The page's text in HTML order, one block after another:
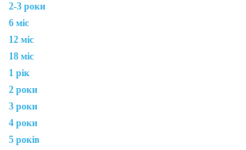
2-3 роки
6 міс
12 міс
18 міс
1 рік
2 роки
3 роки
4 роки
5 років